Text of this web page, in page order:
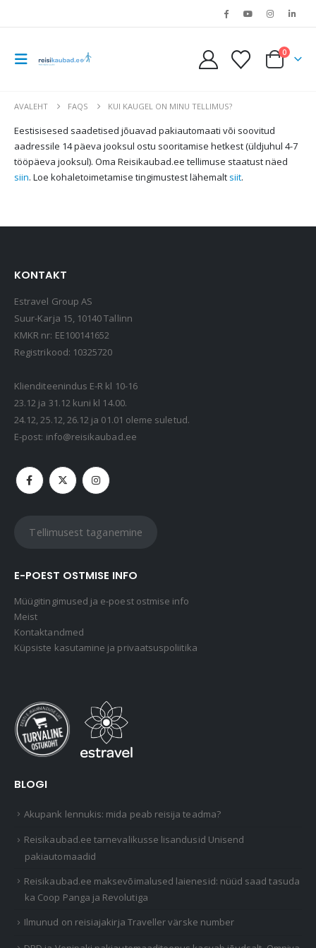
0
AVALEHT FAQS KUI KAUGEL ON MINU TELLIMUS?
Eestisisesed saadetised jõuavad pakiautomaati või soovitud
aadressile 14 päeva jooksul ostu sooritamise hetkest (üldjuhul 4-7
tööpäeva jooksul). Oma Reisikaubad.ee tellimuse staatust näed
siin. Loe kohaletoimetamise tingimustest lähemalt siit.
KONTAKT
Estravel Group AS
Suur-Karja 15, 10140 Tallinn
KMKR nr: EE100141652
Registrikood: 10325720
Klienditeenindus E-R kl 10-16
23.12 ja 31.12 kuni kl 14.00.
24.12, 25.12, 26.12 ja 01.01 oleme suletud.
E-post: info@reisikaubad.ee
Tellimusest taganemine
E-POEST OSTMISE INFO
Müügitingimused ja e-poest ostmise info
Meist
Kontaktandmed
Küpsiste kasutamine ja privaatsuspoliitika
BLOGI
Akupank lennukis: mida peab reisija teadma?
Reisikaubad.ee tarnevalikusse lisandusid Unisend
pakiautomaadid
Reisikaubad.ee maksevõimalused laienesid: nüüd saad tasuda
ka Coop Panga ja Revolutiga
Ilmunud on reisiajakirja Traveller värske number